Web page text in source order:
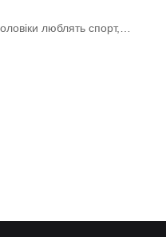
люблять спорт,…